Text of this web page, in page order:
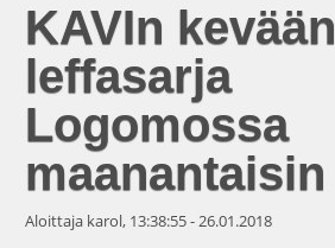
KAVIn kevään
leffasarja
Logomossa
maanantaisin
Aloittaja karol, 13:38:55 - 26.01.2018